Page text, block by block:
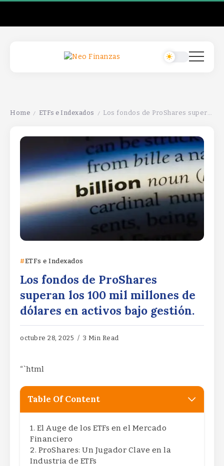
Home / ETFs e Indexados / Los fondos de ProShares superan los 100 mil millones de dólares en activos bajo gestión.
ETFs e Indexados
Los fondos de ProShares
superan los 100 mil millones de
dólares en activos bajo gestión.
octubre 28, 2025 3 Min Read
“`html
Table Of Content
El Auge de los ETFs en el Mercado
Financiero
ProShares: Un Jugador Clave en la
Industria de ETFs